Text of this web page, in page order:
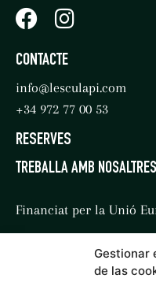
Gestionar
de las
CONTACTE
info@lesculapi.com
+34 972 77 00 53
RESERVES
TREBALLA AMB NOSALTRES
Financiat per la Unió